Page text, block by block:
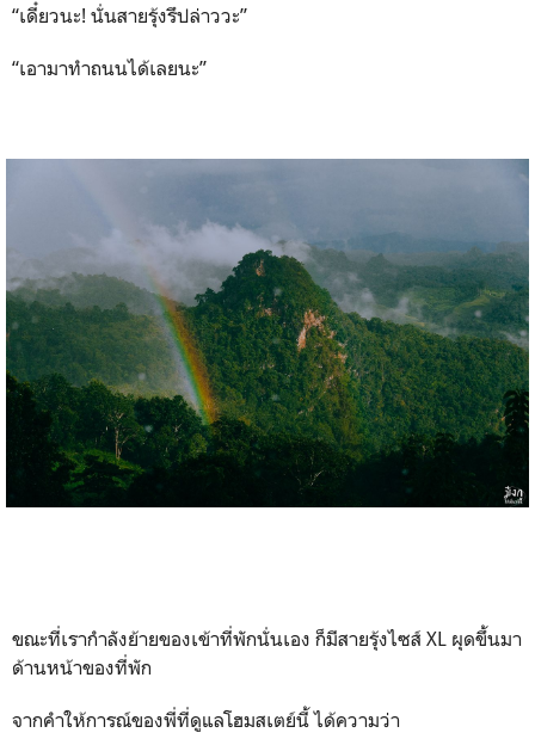
“เดี๋ยวนะ! นั่นสายรุ้งรึปล่าววะ”
“เอามาทำถนนได้เลยนะ”
ขณะที่เรากำลังย้ายของเข้าที่พักนั่นเอง ก็มีสายรุ้งไซส์ XL ผุดขึ้นมา
ด้านหน้าของที่พัก
จากคำให้การณ์ของพี่ที่ดูแลโฮมสเตย์นี้ ได้ความว่า